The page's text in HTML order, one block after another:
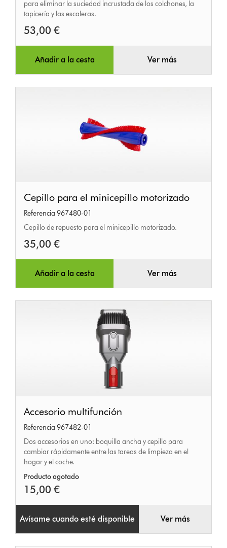
para eliminar la suciedad incrustada de los colchones, la
tapicería y las escaleras.
53,00 €
Añadir a la cesta Ver más
para
el
minicepillo
motorizado
Cepillo para el minicepillo motorizado
Referencia 967480-01
Cepillo de repuesto para el minicepillo motorizado.
35,00 €
Añadir a la cesta Ver más
multifunción
Accesorio multifunción
Referencia 967482-01
Dos accesorios en uno: boquilla ancha y cepillo para
cambiar rápidamente entre las tareas de limpieza en el
hogar y el coche.
Producto agotado
15,00 €
Avísame cuando esté disponible Ver más